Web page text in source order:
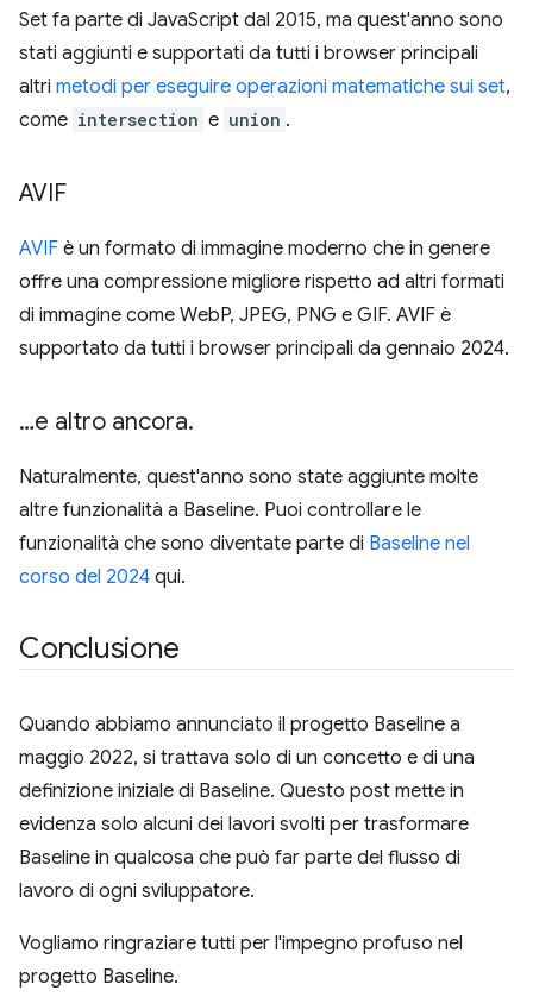
Set fa parte di JavaScript dal 2015, ma quest'anno sono
stati aggiunti e supportati da tutti i browser principali
altri metodi per eseguire operazioni matematiche sui set,
come intersection e union .
AVIF
AVIF è un formato di immagine moderno che in genere
offre una compressione migliore rispetto ad altri formati
di immagine come WebP, JPEG, PNG e GIF. AVIF è
supportato da tutti i browser principali da gennaio 2024.
…e altro ancora.
Naturalmente, quest'anno sono state aggiunte molte
altre funzionalità a Baseline. Puoi controllare le
funzionalità che sono diventate parte di Baseline nel
corso del 2024 qui.
Conclusione
Quando abbiamo annunciato il progetto Baseline a
maggio 2022, si trattava solo di un concetto e di una
definizione iniziale di Baseline. Questo post mette in
evidenza solo alcuni dei lavori svolti per trasformare
Baseline in qualcosa che può far parte del flusso di
lavoro di ogni sviluppatore.
Vogliamo ringraziare tutti per l'impegno profuso nel
progetto Baseline.